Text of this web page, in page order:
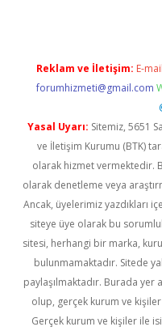
Reklam ve İletişim: E-
forumhizmeti@gmail.com
Yasal Uyarı: Sitemiz, 5651
ve İletişim Kurumu (BTK)
olarak hizmet vermektedir.
olarak denetleme veya
Ancak, üyelerimiz yazdıkları
siteye üye olarak bu
sitesi, herhangi bir marka,
bulunmamaktadır. Sitede
paylaşılmaktadır. Burada
olup, gerçek kurum ve kişiler
Gerçek kurum ve kişiler ile